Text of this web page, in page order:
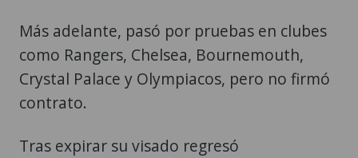
Más adelante, pasó por pruebas en clubes
como Rangers, Chelsea, Bournemouth,
Crystal Palace y Olympiacos, pero no firmó
contrato.
Tras expirar su visado regresó